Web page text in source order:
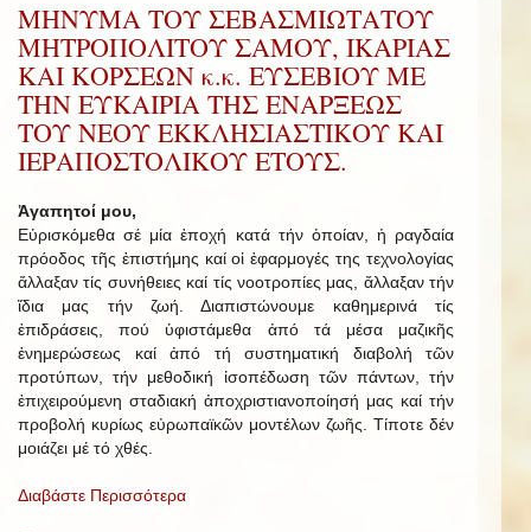
ΜΗΝΥΜΑ ΤΟΥ ΣΕΒΑΣΜΙΩΤΑΤΟΥ
ΜΗΤΡΟΠΟΛΙΤΟΥ ΣΑΜΟΥ, ΙΚΑΡΙΑΣ
ΚΑΙ ΚΟΡΣΕΩΝ κ.κ. ΕΥΣΕΒΙΟΥ ΜΕ
ΤΗΝ ΕΥΚΑΙΡΙΑ ΤΗΣ ΕΝΑΡΞΕΩΣ
ΤΟΥ ΝΕΟΥ ΕΚΚΛΗΣΙΑΣΤΙΚΟΥ ΚΑΙ
ΙΕΡΑΠΟΣΤΟΛΙΚΟΥ ΕΤΟΥΣ.
Ἀγαπητοί μου,
Εὑρισκόμεθα σέ μία ἐποχή κατά τήν ὁποίαν, ἡ ραγδαία
πρόοδος τῆς ἐπιστήμης καί οἱ ἐφαρμογές της τεχνολογίας
ἄλλαξαν τίς συνήθειες καί τίς νοοτροπίες μας, ἄλλαξαν τήν
ἴδια μας τήν ζωή. Διαπιστώνουμε καθημερινά τίς
ἐπιδράσεις, πού ὑφιστάμεθα ἀπό τά μέσα μαζικῆς
ἐνημερώσεως καί ἀπό τή συστηματική διαβολή τῶν
προτύπων, τήν μεθοδική ἰσοπέδωση τῶν πάντων, τήν
ἐπιχειρούμενη σταδιακή ἀποχριστιανοποίησή μας καί τήν
προβολή κυρίως εὐρωπαϊκῶν μοντέλων ζωῆς. Τίποτε δέν
μοιάζει μέ τό χθές.
Διαβάστε Περισσότερα